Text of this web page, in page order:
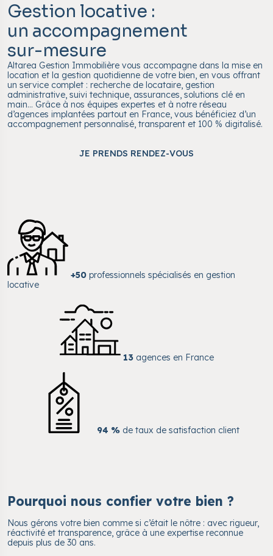
Gestion locative :
un accompagnement
sur-mesure
Altarea Gestion Immobilière vous accompagne dans la mise en
location et la gestion quotidienne de votre bien, en vous offrant
un service complet : recherche de locataire, gestion
administrative, suivi technique, assurances, solutions clé en
main… Grâce à nos équipes expertes et à notre réseau
d’agences implantées partout en France, vous bénéficiez d’un
accompagnement personnalisé, transparent et 100 % digitalisé.
JE PRENDS RENDEZ-VOUS
+50 professionnels spécialisés en gestion
locative
13agences en France
94 % de taux de satisfaction client
Pourquoi nous confier votre bien ?
Nous gérons votre bien comme si c’était le nôtre : avec rigueur,
réactivité et transparence, grâce à une expertise reconnue
depuis plus de 30 ans.